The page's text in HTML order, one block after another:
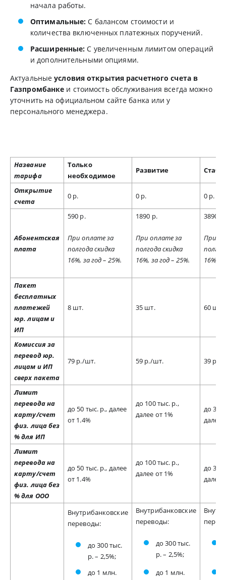
начала работы.
Оптимальные: С балансом стоимости и
количества включенных платежных поручений.
Расширенные: С увеличенным лимитом операций
и дополнительными опциями.
Актуальныеусловия открытия расчетного счета в
Газпромбанке и стоимость обслуживания всегда можно
уточнить на официальном сайте банка или у
персонального менеджера.
Название
тарифа
Только
необходимое
Развитие
Открытие
счета
0 р. 0 р. 0 р.
Абонентская
плата
590 р.
При оплате за
полгода скидка
16%, за год – 25%.
1890 р.
При оплате за
полгода скидка
16%, за год – 25%.
3890
При
16%,
Пакет
бесплатных
платежей
юр. лицам и
ИП
8 шт. 35 шт. 60 шт.
Комиссия за
перевод юр.
лицам и ИП
сверх пакета
79 р./шт. 59 р./шт. 39 р./
Лимит
перевода на
карту/счет
физ. лица без
% для ИП
до 50 тыс. р., далее
от 1.4%
до 100 тыс. р.,
далее от 1%
до 300
далее
Лимит
перевода на
карту/счет
физ. лица без
% для ООО
до 50 тыс. р., далее
от 1.4%
до 100 тыс. р.,
далее от 1%
до 300
далее
Внутрибанковские
переводы:
до 300 тыс.
р. – 2,5%;
до 1 млн.
Внутрибанковские
переводы:
до 300 тыс.
р. – 2,5%;
до 1 млн.